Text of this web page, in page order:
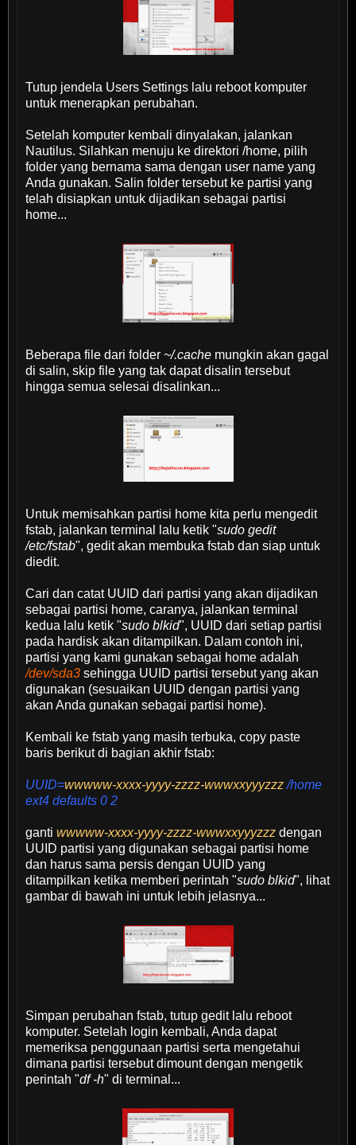
Tutup jendela Users Settings lalu reboot komputer
untuk menerapkan perubahan.
Setelah komputer kembali dinyalakan, jalankan
Nautilus. Silahkan menuju ke direktori /home, pilih
folder yang bernama sama dengan user name yang
Anda gunakan. Salin folder tersebut ke partisi yang
telah disiapkan untuk dijadikan sebagai partisi
home...
Beberapa file dari folder ~/.cache mungkin akan gagal
di salin, skip file yang tak dapat disalin tersebut
hingga semua selesai disalinkan...
Untuk memisahkan partisi home kita perlu mengedit
fstab, jalankan terminal lalu ketik "sudo gedit
/etc/fstab", gedit akan membuka fstab dan siap untuk
diedit.
Cari dan catat UUID dari partisi yang akan dijadikan
sebagai partisi home, caranya, jalankan terminal
kedua lalu ketik "sudo blkid", UUID dari setiap partisi
pada hardisk akan ditampilkan. Dalam contoh ini,
partisi yang kami gunakan sebagai home adalah
/dev/sda3 sehingga UUID partisi tersebut yang akan
digunakan (sesuaikan UUID dengan partisi yang
akan Anda gunakan sebagai partisi home).
Kembali ke fstab yang masih terbuka, copy paste
baris berikut di bagian akhir fstab:
UUID=wwwww-xxxx-yyyy-zzzz-wwwxxyyyzzz/home
ext4 defaults 0 2
gantiwwwww-xxxx-yyyy-zzzz-wwwxxyyyzzz dengan
UUID partisi yang digunakan sebagai partisi home
dan harus sama persis dengan UUID yang
ditampilkan ketika memberi perintah "sudo blkid", lihat
gambar di bawah ini untuk lebih jelasnya...
Simpan perubahan fstab, tutup gedit lalu reboot
komputer. Setelah login kembali, Anda dapat
memeriksa penggunaan partisi serta mengetahui
dimana partisi tersebut dimount dengan mengetik
perintah "df -h" di terminal...